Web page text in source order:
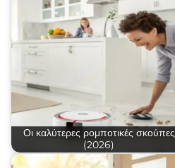
Οι καλύτερες ρομποτικές σκούπες
(2026)